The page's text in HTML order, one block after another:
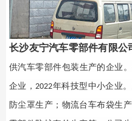
长沙友宁汽车零部件有限公
供汽车零部件包装生产的企业
企业，2022年科技型中小企业
防尘罩生产；物流台车布袋生